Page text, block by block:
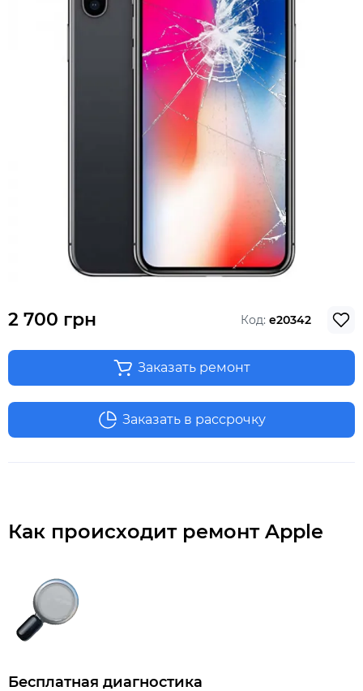
2 700 грн Код: e20342
Заказать ремонт
Заказать в рассрочку
Как происходит ремонт Apple
Бесплатная диагностика